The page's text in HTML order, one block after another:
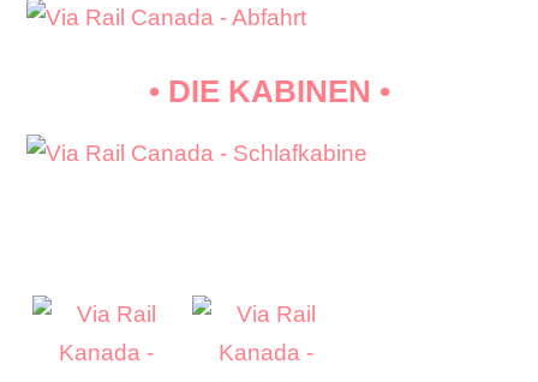
• DIE KABINEN •